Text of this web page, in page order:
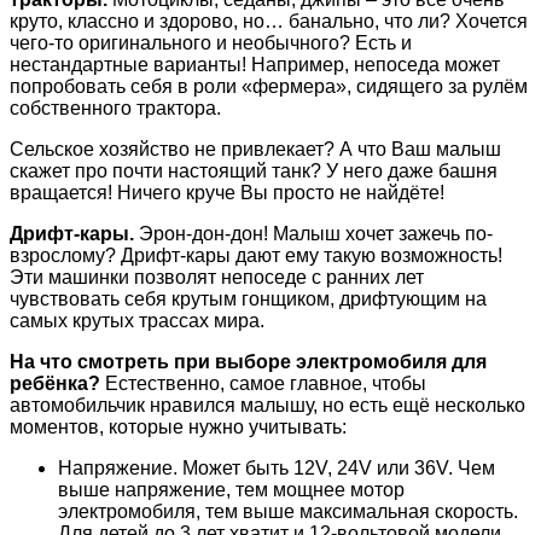
круто, классно и здорово, но… банально, что ли? Хочется
чего-то оригинального и необычного? Есть и
нестандартные варианты! Например, непоседа может
попробовать себя в роли «фермера», сидящего за рулём
собственного трактора.
Сельское хозяйство не привлекает? А что Ваш малыш
скажет про почти настоящий танк? У него даже башня
вращается! Ничего круче Вы просто не найдёте!
Дрифт-кары. Эрон-дон-дон! Малыш хочет зажечь по-
взрослому? Дрифт-кары дают ему такую возможность!
Эти машинки позволят непоседе с ранних лет
чувствовать себя крутым гонщиком, дрифтующим на
самых крутых трассах мира.
На что смотреть при выборе электромобиля для
ребёнка? Естественно, самое главное, чтобы
автомобильчик нравился малышу, но есть ещё несколько
моментов, которые нужно учитывать:
Напряжение. Может быть 12V, 24V или 36V. Чем
выше напряжение, тем мощнее мотор
электромобиля, тем выше максимальная скорость.